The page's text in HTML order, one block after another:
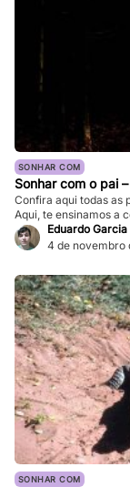
SONHAR COM
Sonhar com o pai
Confira aqui todas as
Aqui, te ensinamos a
Eduardo Garcia
4 de novembro
SONHAR COM